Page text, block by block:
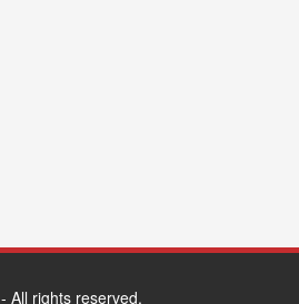
- All rights reserved.